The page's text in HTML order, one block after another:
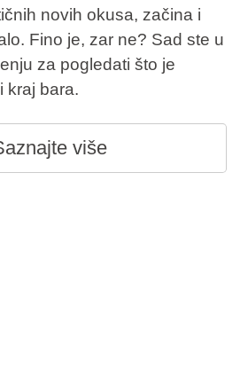
novih okusa, začina i
Fino je, zar ne? Sad ste u
za pogledati što je
kraj bara.
više